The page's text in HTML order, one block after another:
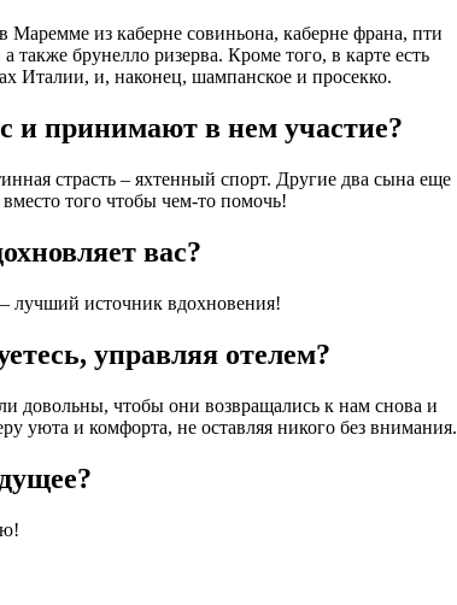
из каберне совиньона, каберне франа, пти
брунелло ризерва. Кроме того, в карте есть
Италии, и, наконец, шампанское и просекко.
и принимают в нем участие?
страсть – яхтенный спорт. Другие два сына еще
того чтобы чем-то помочь!
вас?
лучший источник вдохновения!
управляя отелем?
довольны, чтобы они возвращались к нам снова и
уюта и комфорта, не оставляя никого без внимания.